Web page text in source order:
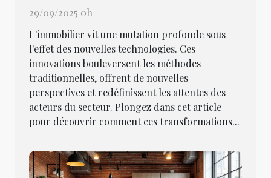
29/09/2025 0h
L'immobilier vit une mutation profonde sous
l'effet des nouvelles technologies. Ces
innovations bouleversent les méthodes
traditionnelles, offrent de nouvelles
perspectives et redéfinissent les attentes des
acteurs du secteur. Plongez dans cet article
pour découvrir comment ces transformations...